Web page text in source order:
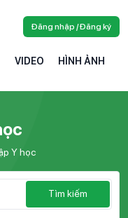
VIDEO HÌNH ẢNH
Đăng nhập / Đăng ký
Y học
Tìm kiếm